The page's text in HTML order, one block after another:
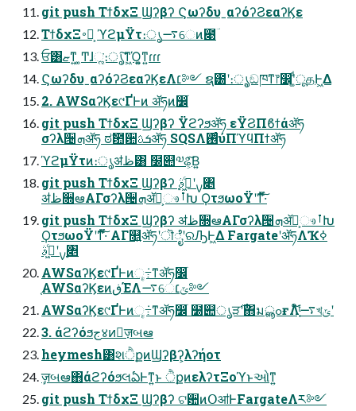
git push ΤϯδχΞ Ϣʔβʔ ϚωʔδυˍαʔόʔϨεαʔϏε
ΤϯδχΞ࠾༻͕ ϓϩμΫτ։ൃ࠷େͷ೉ؔ
ਓ͸ޏ͑ͳ͍ ͚Ͳɺૣ͘։ൃ͠ͳ͖Ό͍͚ͳ͍ɾɾɾ
ϚωʔδυˍαʔόʔϨεαʔϏεΛ׆༻ ຊ౰ʹ։ൃ͕ඞཁͳ෦෼ʹ͚ͩूதͰ͖Δ
2. AWSαʔϏε୯ҐͰͷ ॲཧͷ෼ׂ
git push ΤϯδχΞ Ϣʔβʔ Ϋϩʔϧॲཧ εΫϨΠϐϯάॲཧ
σʔλ੔ܗॲཧ ಠࣗ఺਺ܭࢉॲཧ SQSΛ࢖ͬͨύΠϓϥΠϯॲཧ
ϓϩμΫτͷ։ൃॳظ͸ ໰୊༧ଌ͕ͮ͠Β͍
git push ΤϯδχΞ Ϣʔβʔ ࣮ࡍʹى͖ͨࣄ৅
ॳظ૝ఆΑΓσʔλ੔ܗॲཧ͕ෳࡶԽ ϘτϧωοΫʹͳͬͯ͠·ͬͨ
git push ΤϯδχΞ Ϣʔβʔ ॳظ૝ఆΑΓσʔλ੔ܗॲཧ͕ෳࡶԽ
ϘτϧωοΫʹͳͬͯ͠·ͬͨ ΑΓ௕͍ॲཧʹॊೈʹରԠͰ͖Δ FargateʹॲཧΛҠߦ
࣮ࡍʹى͖ͨࣄ৅
AWSαʔϏε୯ҐͰͷૄ݁߹ͳॲཧ෼ׂ
֤AWSαʔϏεͷڧΈΛ࠷େݶ׆༻
AWSαʔϏε୯ҐͰͷૄ݁߹ͳॲཧ෼ׂ ໰୊ൃੜ࣌ʹ΋มߋൣғΛ໌͔֬ͭ࠷খݶʹ
3. άϩʔόϧج४ͷٕज़બఆ
heymesh͸શੈքͷϢʔβʔ͕λʔήοτ
ٕज़બఆ΋άϩʔόϧલఏͰͳ͍ͱ ੈքͷελʔτΞοϓͱઓ͑ͳ͍
git push ΤϯδχΞ Ϣʔβʔ ଟ਺ͷՕॴͰFargateΛར༻